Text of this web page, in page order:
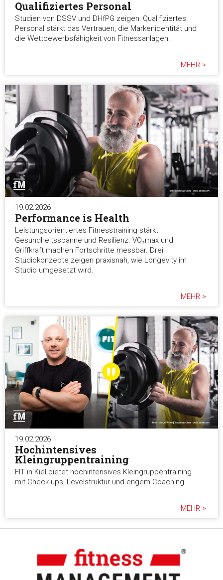
Qualifiziertes Personal
Studien von DSSV und DHfPG zeigen: Qualifiziertes
Personal stärkt das Vertrauen, die Markenidentität und
die Wettbewerbsfähigkeit von Fitnessanlagen.
MEHR >
19.02.2026
Performance is Health
Leistungsorientiertes Fitnesstraining stärkt
Gesundheitsspanne und Resilienz. VO₂max und
Griffkraft machen Fortschritte messbar. Drei
Studiokonzepte zeigen praxisnah, wie Longevity im
Studio umgesetzt wird.
MEHR >
19.02.2026
Hochintensives
Kleingruppentraining
FIT in Kiel bietet hochintensives Kleingruppentraining
mit Check-ups, Levelstruktur und engem Coaching.
MEHR >